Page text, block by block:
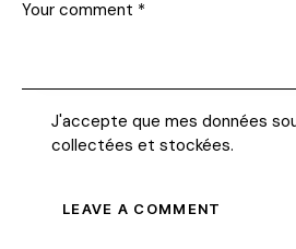
J'accepte que mes données
collectées et stockées.